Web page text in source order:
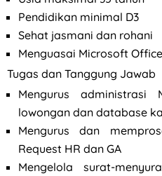
Pendidikan minimal D3
Sehat jasmani dan rohani
Menguasai Microsoft Office
Tugas dan Tanggung Jawab
Mengurus administrasi
lowongan dan database
Mengurus dan
Request HR dan GA
Mengelola surat-